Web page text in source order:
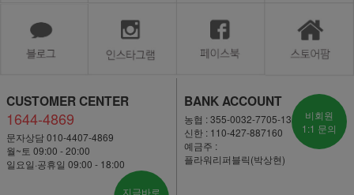
CUSTOMER CENTER
1644-4869
문자상담 010-4407-4869
월~토 09:00 - 20:00
일요일·공휴일 09:00 - 18:00
지금바로
BANK ACCOUNT
농협 : 355-0032-7705-13
신한 : 110-427-887160
예금주 :
플라워리퍼블릭(박상현)
비회원
1:1 문의